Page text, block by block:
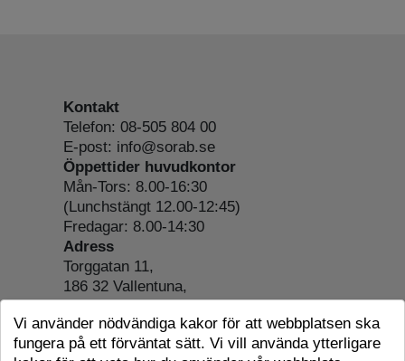
Kontakt
Telefon: 08-505 804 00
E-post: info@sorab.se
Öppettider huvudkontor
Mån-Tors: 8.00-16:30
(Lunchstängt 12.00-12:45)
Fredagar: 8.00-14:30
Adress
Torggatan 11,
186 32 Vallentuna,
Org.nr: 556197-4022
Om webbplatsen
Tillgänglighetsredogörelse
Vi använder nödvändiga kakor för att webbplatsen ska
fungera på ett förväntat sätt. Vi vill använda ytterligare